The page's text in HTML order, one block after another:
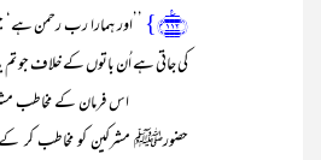
﴿۱۱۲﴾٪}
’’اور ہمارا رب رحمن
کی جاتی ہے اُن باتوں کے خلاف جو تم
اس فرمان کے مخاطب مشرکین
حضورﷺ مشرکین کو مخاطب کر کے